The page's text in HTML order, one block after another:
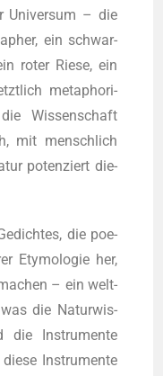
Uni­ver­sum – die
ein schwar­
roter Rie­se, ein
meta­pho­ri­
Wis­sen­schaft
mit mensch­lich
poten­ziert die­
die poe­
Ety­mo­lo­gie her,
– ein welt­
die Natur­wis­
die Instru­men­te
Instru­men­te